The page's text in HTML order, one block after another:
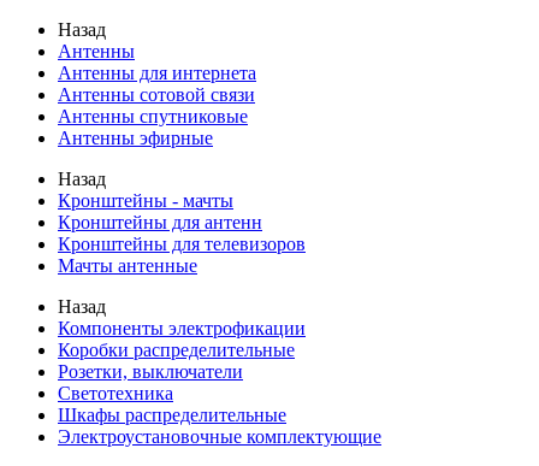
Назад
Антенны
Антенны для интернета
Антенны сотовой связи
Антенны спутниковые
Антенны эфирные
Назад
Кронштейны - мачты
Кронштейны для антенн
Кронштейны для телевизоров
Мачты антенные
Назад
Компоненты электрофикации
Коробки распределительные
Розетки, выключатели
Светотехника
Шкафы распределительные
Электроустановочные комплектующие